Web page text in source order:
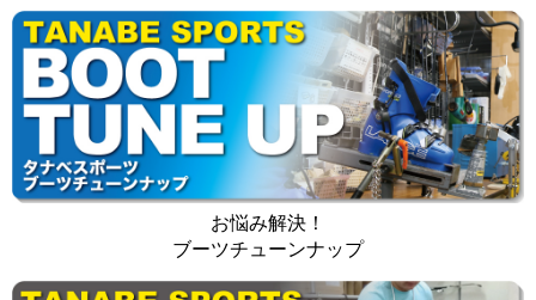
お悩み解決！
ブーツチューンナップ